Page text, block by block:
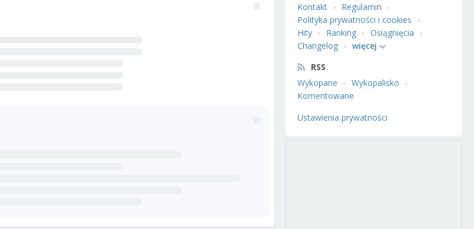
Kontakt
Regulamin
Polityka prywatności i cookies
Hity
Ranking
Osiągnięcia
Changelog
więcej
RSS
Wykopane
Wykopalisko
Komentowane
Ustawienia prywatności